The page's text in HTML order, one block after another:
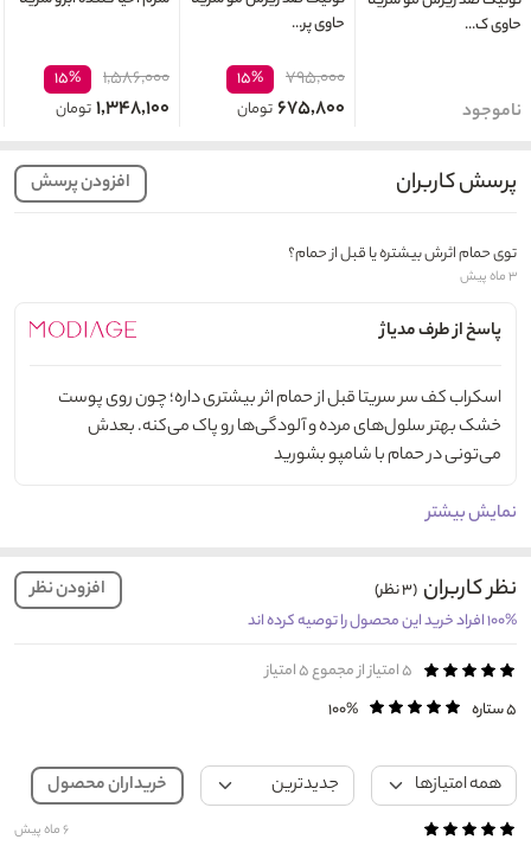
حاوی ک...
ناموجود
حاوی پر...
۷۹۵,۰۰۰ ۱۵%
۶۷۵,۸۰۰تومان
۱,۵۸۶,۰۰۰ ۱۵%
۱,۳۴۸,۱۰۰تومان
پرسش کاربران افزودن پرسش
توی حمام اثرش بیشتره یا قبل از حمام؟
۳ ماه پیش
پاسخ از طرف مدیاژ
اسکراب کف سر سریتا قبل از حمام اثر بیشتری داره؛ چون روی پوست
خشک بهتر سلول‌های مرده و آلودگی‌ها رو پاک می‌کنه. بعدش
می‌تونی در حمام با شامپو بشورید
نمایش بیشتر
نظر کاربران (۳ نظر) افزودن نظر
۱۰۰% افراد خرید این محصول را توصیه کرده اند
۵امتیاز از مجموع ۵ امتیاز
۵ ستاره
۱۰۰%
خریداران محصول
۶ ماه پیش